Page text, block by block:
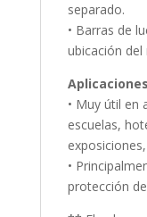
separado.
• Barras de
ubicación
Aplicaciones
• Muy útil en
escuelas,
•
protección